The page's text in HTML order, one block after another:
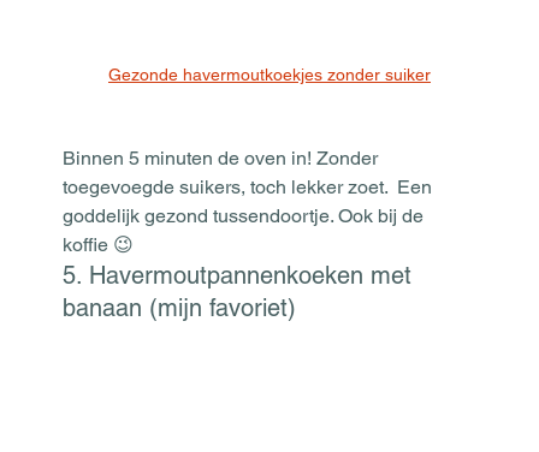
Gezonde havermoutkoekjes zonder suiker
Binnen 5 minuten de oven in! Zonder
toegevoegde suikers, toch lekker zoet.  Een
goddelijk gezond tussendoortje. Ook bij de
koffie 😉
5. Havermoutpannenkoeken met
banaan (mijn favoriet)